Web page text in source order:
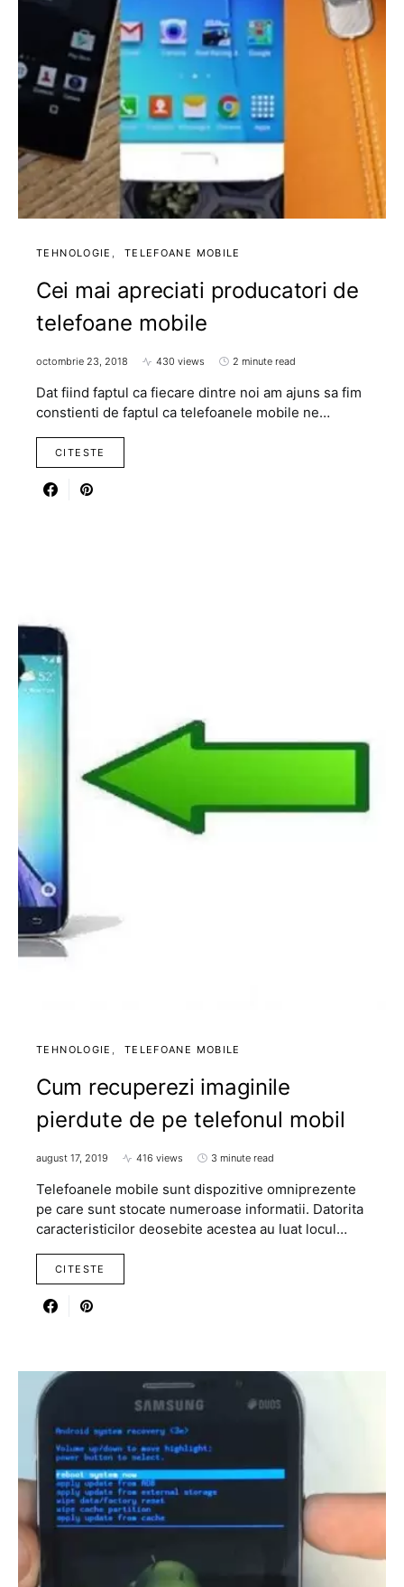
TEHNOLOGIE TELEFOANE MOBILE
Cei mai apreciati producatori de
telefoane mobile
octombrie 23, 2018 430 views 2 minute read
Dat fiind faptul ca fiecare dintre noi am ajuns sa fim
constienti de faptul ca telefoanele mobile ne…
CITESTE
TEHNOLOGIE TELEFOANE MOBILE
Cum recuperezi imaginile
pierdute de pe telefonul mobil
august 17, 2019 416 views 3 minute read
Telefoanele mobile sunt dispozitive omniprezente
pe care sunt stocate numeroase informatii. Datorita
caracteristicilor deosebite acestea au luat locul…
CITESTE